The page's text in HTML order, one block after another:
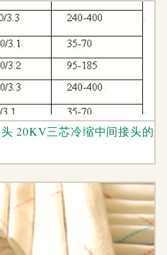
20KV三芯冷缩中间接头的